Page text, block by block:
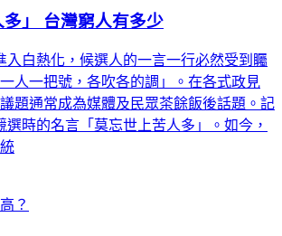
多」 台灣窮人有多少
入白熱化，候選人的一言一行必然受到矚
人一把號，各吹各的調」。在各式政見
題通常成為媒體及民眾茶餘飯後話題。記
選時的名言「莫忘世上苦人多」。如今，